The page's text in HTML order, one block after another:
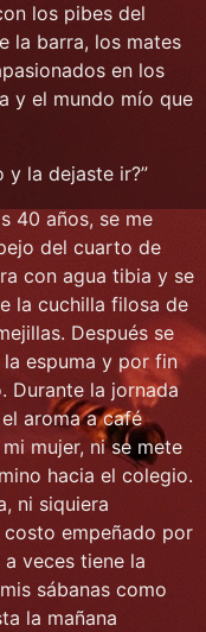
los pibes del
la barra, los mates
en los
y el mundo mío que
y la dejaste ir?”
40 años, se me
del cuarto de
con agua tibia y se
la cuchilla filosa de
Después se
espuma y por fin
Durante la jornada
aroma a café
mujer, ni se mete
hacia el colegio.
ni siquiera
empeñado por
veces tiene la
sábanas como
la mañana